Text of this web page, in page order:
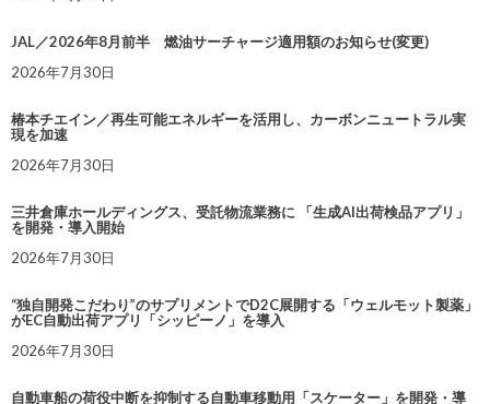
JAL／2026年8月前半 燃油サーチャージ適用額のお知らせ(変更)
2026年7月30日
椿本チエイン／再生可能エネルギーを活用し、カーボンニュートラル実
現を加速
2026年7月30日
三井倉庫ホールディングス、受託物流業務に 「生成AI出荷検品アプリ」
を開発・導入開始
2026年7月30日
“独自開発こだわり”のサプリメントでD2C展開する「ウェルモット製薬」
がEC自動出荷アプリ「シッピーノ」を導入
2026年7月30日
自動車船の荷役中断を抑制する自動車移動用「スケーター」を開発・導